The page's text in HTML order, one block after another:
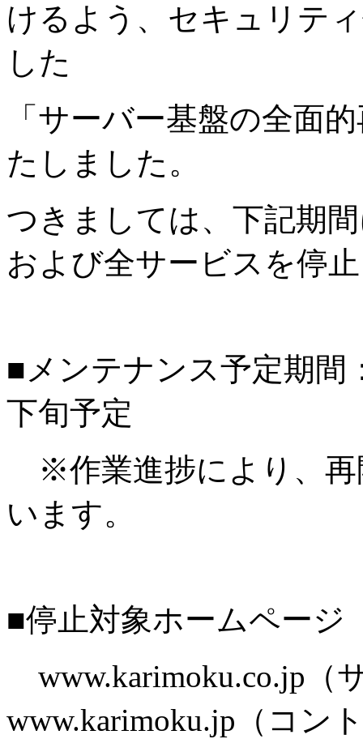
けるよう、セキュリテ
した
「サーバー基盤の全面
たしました。
つきましては、下記期
および全サービスを停
■メンテナンス予定期間
下旬予定
※作業進捗により、再
います。
■停止対象ホームページ
www.karimoku.co.jp（
www.karimoku.jp（コン